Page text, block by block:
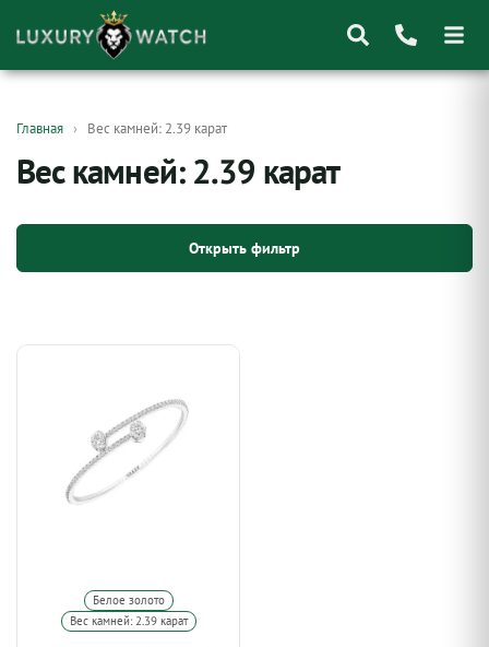
товаров
Главная Вес камней: 2.39 карат
Вес камней: 2.39 карат
Открыть фильтр
Белое золото
Вес камней: 2.39 карат